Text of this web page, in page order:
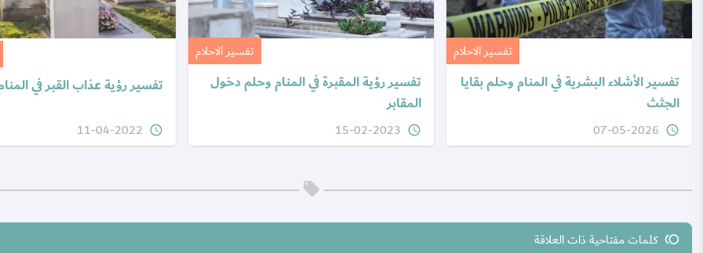
تفسير الاحلام
تفسير الأشلاء البشرية في المنام وحلم بقايا
الجثث
query_builder
07-05-2026
تفسير الاحلام
تفسير رؤية المقبرة في المنام وحلم دخول
المقابر
query_builder
15-02-2023
تفسير رؤية عذاب القبر في
query_builder
11-04-2022
toll كلمات مفتاحية ذات العلاقة